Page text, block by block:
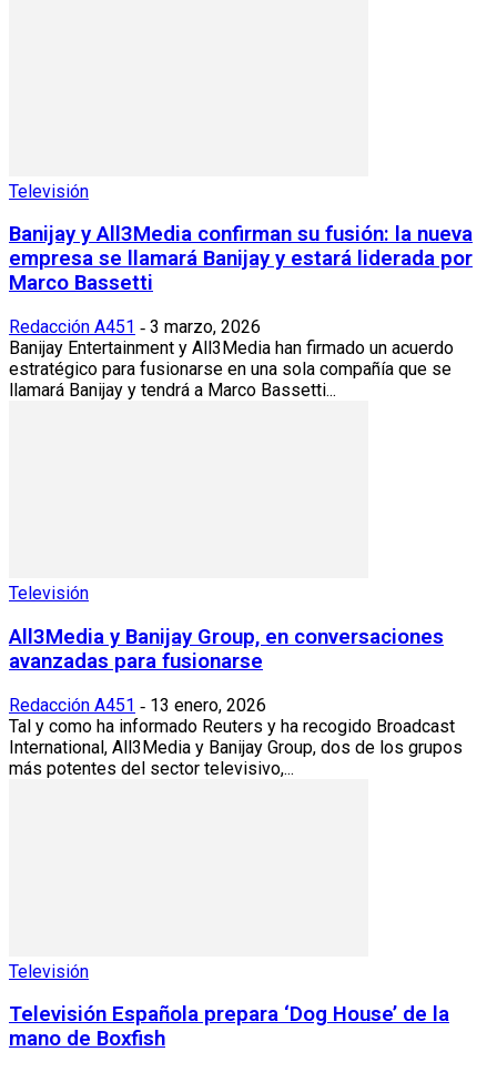
Televisión
Banijay y All3Media confirman su fusión: la nueva
empresa se llamará Banijay y estará liderada por
Marco Bassetti
Redacción A451 - 3 marzo, 2026
Banijay Entertainment y All3Media han firmado un acuerdo
estratégico para fusionarse en una sola compañía que se
llamará Banijay y tendrá a Marco Bassetti...
Televisión
All3Media y Banijay Group, en conversaciones
avanzadas para fusionarse
Redacción A451 - 13 enero, 2026
Tal y como ha informado Reuters y ha recogido Broadcast
International, All3Media y Banijay Group, dos de los grupos
más potentes del sector televisivo,...
Televisión
Televisión Española prepara ‘Dog House’ de la
mano de Boxfish